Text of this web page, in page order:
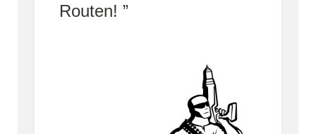
Routen!